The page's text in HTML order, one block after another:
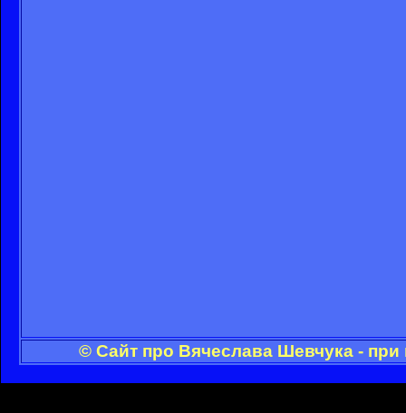
© Сайт про Вячеслава Шевчука -